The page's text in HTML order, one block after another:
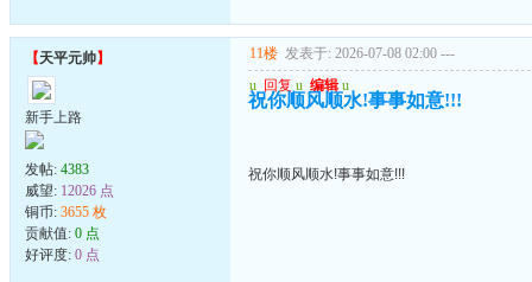
【天平元帅】
新手上路
发帖: 4383
威望: 12026 点
铜币: 3655 枚
贡献值: 0 点
好评度: 0 点
11楼 发表于: 2026-07-08 02:00 ---
u 回复 u 编辑 u
祝你顺风顺水!事事如意!!!
祝你顺风顺水!事事如意!!!